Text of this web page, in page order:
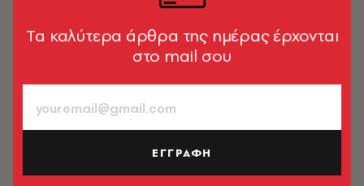
Tα καλύτερα άρθρα της ημέρας έρχονται
στο mail σου
ΕΓΓΡΑΦΗ